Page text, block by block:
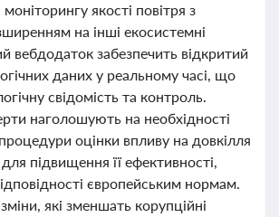
якості повітря з
на інші екосистемні
вебдодаток забезпечить відкритий
даних у реальному часі, що
свідомість та контроль.
наголошують на необхідності
оцінки впливу на довкілля
підвищення її ефективності,
європейським нормам.
які зменшать корупційні